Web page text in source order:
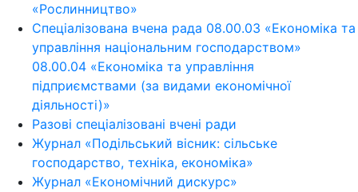
«Рослинництво»
Спеціалізована вчена рада 08.00.03 «Економіка та
управління національним господарством»
08.00.04 «Економіка та управління
підприємствами (за видами економічної
діяльності)»
Разові спеціалізовані вчені ради
Журнал «Подільський вісник: сільське
господарство, техніка, економіка»
Журнал «Економічний дискурс»